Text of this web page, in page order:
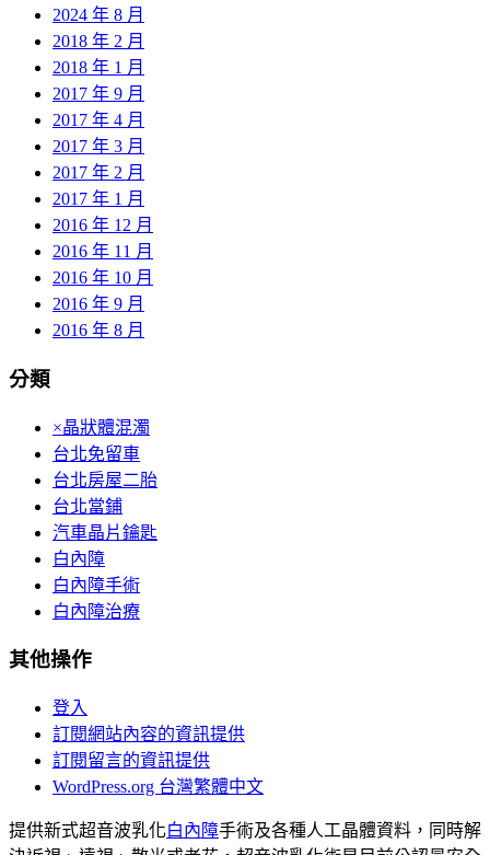
2024 年 8 月
2018 年 2 月
2018 年 1 月
2017 年 9 月
2017 年 4 月
2017 年 3 月
2017 年 2 月
2017 年 1 月
2016 年 12 月
2016 年 11 月
2016 年 10 月
2016 年 9 月
2016 年 8 月
分類
×晶狀體混濁
台北免留車
台北房屋二胎
台北當鋪
汽車晶片鑰匙
白內障
白內障手術
白內障治療
其他操作
登入
訂閱網站內容的資訊提供
訂閱留言的資訊提供
WordPress.org 台灣繁體中文
提供新式超音波乳化白內障手術及各種人工晶體資料，同時解